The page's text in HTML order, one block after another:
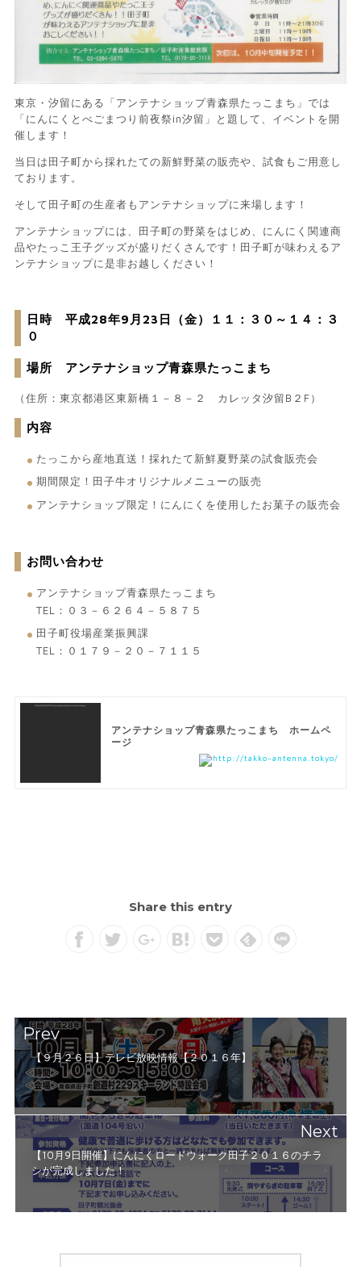
東京・汐留にある「アンテナショップ青森県たっこまち」では
「にんにくとべごまつり前夜祭in汐留」と題して、イベントを開
催します！
当日は田子町から採れたての新鮮野菜の販売や、試食もご用意し
ております。
そして田子町の生産者もアンテナショップに来場します！
アンテナショップには、田子町の野菜をはじめ、にんにく関連商
品やたっこ王子グッズが盛りだくさんです！田子町が味わえるア
ンテナショップに是非お越しください！
日時 平成28年9月23日（金）１１：３０～１４：３
０
場所 アンテナショップ青森県たっこまち
（住所：東京都港区東新橋１－８－２ カレッタ汐留B２F）
内容
たっこから産地直送！採れたて新鮮夏野菜の試食販売会
期間限定！田子牛オリジナルメニューの販売
アンテナショップ限定！にんにくを使用したお菓子の販売会
お問い合わせ
アンテナショップ青森県たっこまち
TEL：０３－６２６４－５８７５
田子町役場産業振興課
TEL：０１７９－２０－７１１５
アンテナショップ青森県たっこまち ホームペ
ージ
http://takko-antenna.tokyo/
Share this entry
Prev
【９月２６日】テレビ放映情報【２０１６年】
Next
【10月9日開催】にんにくロードウォーク田子２０１６のチラ
シが完成しました！